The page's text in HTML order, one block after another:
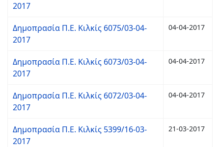
2017
Δημοπρασία Π.Ε. Κιλκίς 6075/03-04-
2017
04-04-2017
Δημοπρασία Π.Ε. Κιλκίς 6073/03-04-
2017
04-04-2017
Δημοπρασία Π.Ε. Κιλκίς 6072/03-04-
2017
04-04-2017
Δημοπρασία Π.Ε. Κιλκίς 5399/16-03-
2017
21-03-2017